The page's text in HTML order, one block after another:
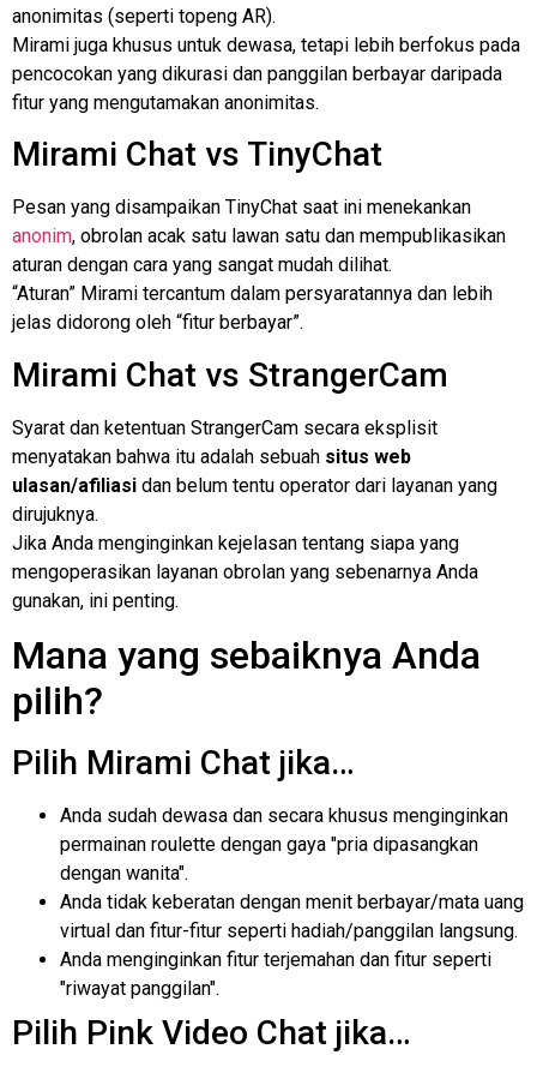
anonimitas (seperti topeng AR).
Mirami juga khusus untuk dewasa, tetapi lebih berfokus pada
pencocokan yang dikurasi dan panggilan berbayar daripada
fitur yang mengutamakan anonimitas.
Mirami Chat vs TinyChat
Pesan yang disampaikan TinyChat saat ini menekankan
anonim, obrolan acak satu lawan satu dan mempublikasikan
aturan dengan cara yang sangat mudah dilihat.
“Aturan” Mirami tercantum dalam persyaratannya dan lebih
jelas didorong oleh “fitur berbayar”.
Mirami Chat vs StrangerCam
Syarat dan ketentuan StrangerCam secara eksplisit
menyatakan bahwa itu adalah sebuah situs web
ulasan/afiliasi dan belum tentu operator dari layanan yang
dirujuknya.
Jika Anda menginginkan kejelasan tentang siapa yang
mengoperasikan layanan obrolan yang sebenarnya Anda
gunakan, ini penting.
Mana yang sebaiknya Anda
pilih?
Pilih Mirami Chat jika…
Anda sudah dewasa dan secara khusus menginginkan
permainan roulette dengan gaya "pria dipasangkan
dengan wanita".
Anda tidak keberatan dengan menit berbayar/mata uang
virtual dan fitur-fitur seperti hadiah/panggilan langsung.
Anda menginginkan fitur terjemahan dan fitur seperti
"riwayat panggilan".
Pilih Pink Video Chat jika…